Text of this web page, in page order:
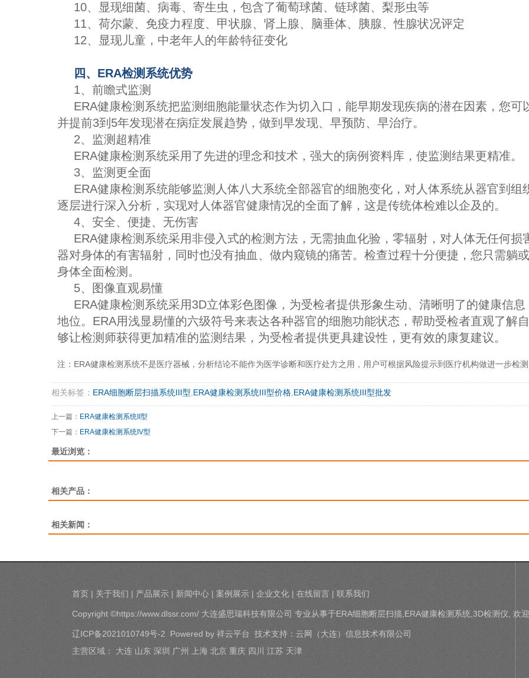
10、显现细菌、病毒、寄生虫，包含了葡萄球菌、链球菌、梨形虫等
11、荷尔蒙、免疫力程度、甲状腺、肾上腺、脑垂体、胰腺、性腺状况评定
12、显现儿童，中老年人的年龄特征变化
四、ERA检测系统优势
1、前瞻式监测
ERA健康检测系统把监测细胞能量状态作为切入口，能早期发现疾病的潜在因素，您可
并提前3到5年发现潜在病症发展趋势，做到早发现、早预防、早治疗。
2、监测超精准
ERA健康检测系统采用了先进的理念和技术，强大的病例资料库，使监测结果更精准。
3、监测更全面
ERA健康检测系统能够监测人体八大系统全部器官的细胞变化，对人体系统从器官到
逐层进行深入分析，实现对人体器官健康情况的全面了解，这是传统体检难以企及的。
4、安全、便捷、无伤害
ERA健康检测系统采用非侵入式的检测方法，无需抽血化验，零辐射，对人体无任何
器对身体的有害辐射，同时也没有抽血、做内窥镜的痛苦。检查过程十分便捷，您只需躺
身体全面检测。
5、图像直观易懂
ERA健康检测系统采用3D立体彩色图像，为受检者提供形象生动、清晰明了的健康信
地位。ERA用浅显易懂的六级符号来表达各种器官的细胞功能状态，帮助受检者直观了解
够让检测师获得更加精准的监测结果，为受检者提供更具建设性，更有效的康复建议。
注：ERA健康检测系统不是医疗器械，分析结论不能作为医学诊断和医疗处方之用，用户可根据风险提示到医疗机构做进一步检测
相关标签： ERA细胞断层扫描系统III型 ERA健康检测系统III型价格 ERA健康检测系统III型批发
上一篇： ERA健康检测系统II型
下一篇： ERA健康检测系统IV型
最近浏览：
相关产品：
相关新闻：
首页 | 关于我们 | 产品展示 | 新闻中心 | 案例展示 | 企业文化 | 在线留言 | 联系我们
Copyright ©https://www.dlssr.com/ 大连盛思瑞科技有限公司 专业从事于ERA细胞断层扫描 ERA健康检测系统 3D检测仪 , 欢
辽ICP备2021010749号-2 Powered by 祥云平台 技术支持： 云网（大连）信息技术有限公司
主营区域： 大连 山东 深圳 广州 上海 北京 重庆 四川 江苏 天津